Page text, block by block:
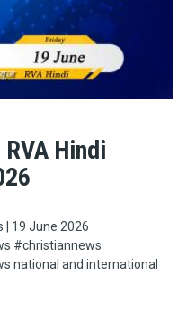
Hindi
| 19 June 2026
#christiannews​​​​​
national and international